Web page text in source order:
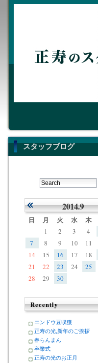
スタッフブログ
2014.9
日 月 火 水 木
1 2 3 4
7
8 9 10 11
14
15 16 17 18
21
22 23 24 25
28
29 30
Recently
エンドウ豆収獲
正寿の光,新年のご挨拶
春らんまん
卒業式
正寿の光のお正月